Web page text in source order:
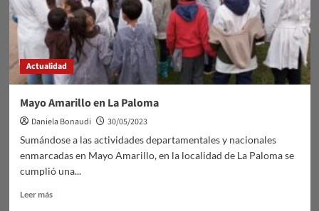
Actualidad
Mayo Amarillo en La Paloma
Daniela Bonaudi
30/05/2023
Sumándose a las actividades departamentales y nacionales
enmarcadas en Mayo Amarillo, en la localidad de La Paloma se
cumplió una...
Leer másLeer